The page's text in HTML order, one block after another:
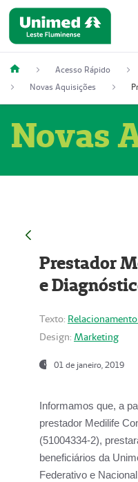
Acesso Rápido
Novas Aquisições
Novas
Prestador
e
Texto:
Design: Marketing
01 de janeiro, 2019
Informamos que, a
prestador Medilife
(51004334-2),
beneficiários da
Federativo e